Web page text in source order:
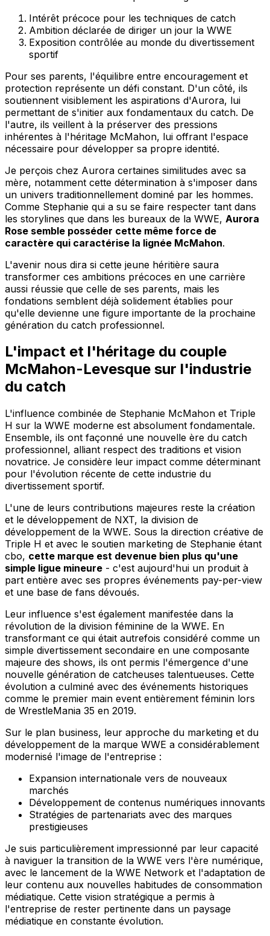
Intérêt précoce pour les techniques de catch
Ambition déclarée de diriger un jour la WWE
Exposition contrôlée au monde du divertissement
sportif
Pour ses parents, l'équilibre entre encouragement et
protection représente un défi constant. D'un côté, ils
soutiennent visiblement les aspirations d'Aurora, lui
permettant de s'initier aux fondamentaux du catch. De
l'autre, ils veillent à la préserver des pressions
inhérentes à l'héritage McMahon, lui offrant l'espace
nécessaire pour développer sa propre identité.
Je perçois chez Aurora certaines similitudes avec sa
mère, notamment cette détermination à s'imposer dans
un univers traditionnellement dominé par les hommes.
Comme Stephanie qui a su se faire respecter tant dans
les storylines que dans les bureaux de la WWE, Aurora
Rose semble posséder cette même force de
caractère qui caractérise la lignée McMahon.
L'avenir nous dira si cette jeune héritière saura
transformer ces ambitions précoces en une carrière
aussi réussie que celle de ses parents, mais les
fondations semblent déjà solidement établies pour
qu'elle devienne une figure importante de la prochaine
génération du catch professionnel.
L'impact et l'héritage du couple
McMahon-Levesque sur l'industrie
du catch
L'influence combinée de Stephanie McMahon et Triple
H sur la WWE moderne est absolument fondamentale.
Ensemble, ils ont façonné une nouvelle ère du catch
professionnel, alliant respect des traditions et vision
novatrice. Je considère leur impact comme déterminant
pour l'évolution récente de cette industrie du
divertissement sportif.
L'une de leurs contributions majeures reste la création
et le développement de NXT, la division de
développement de la WWE. Sous la direction créative de
Triple H et avec le soutien marketing de Stephanie étant
cbo, cette marque est devenue bien plus qu'une
simple ligue mineure - c'est aujourd'hui un produit à
part entière avec ses propres événements pay-per-view
et une base de fans dévoués.
Leur influence s'est également manifestée dans la
révolution de la division féminine de la WWE. En
transformant ce qui était autrefois considéré comme un
simple divertissement secondaire en une composante
majeure des shows, ils ont permis l'émergence d'une
nouvelle génération de catcheuses talentueuses. Cette
évolution a culminé avec des événements historiques
comme le premier main event entièrement féminin lors
de WrestleMania 35 en 2019.
Sur le plan business, leur approche du marketing et du
développement de la marque WWE a considérablement
modernisé l'image de l'entreprise :
Expansion internationale vers de nouveaux
marchés
Développement de contenus numériques innovants
Stratégies de partenariats avec des marques
prestigieuses
Je suis particulièrement impressionné par leur capacité
à naviguer la transition de la WWE vers l'ère numérique,
avec le lancement de la WWE Network et l'adaptation de
leur contenu aux nouvelles habitudes de consommation
médiatique. Cette vision stratégique a permis à
l'entreprise de rester pertinente dans un paysage
médiatique en constante évolution.